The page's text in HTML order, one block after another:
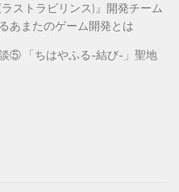
ラストラビリンス)』開発チーム
あまたのゲーム開発とは
⑤ 「ちはやふる-結び-」聖地